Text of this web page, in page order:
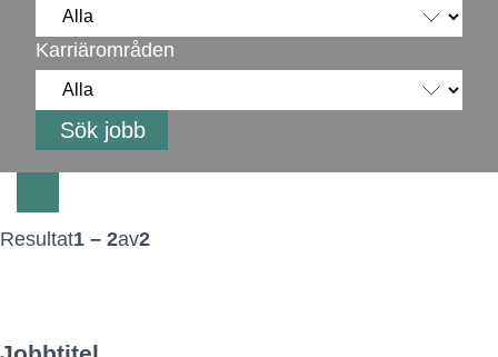
Karriärområden
Resultat1 – 2av2